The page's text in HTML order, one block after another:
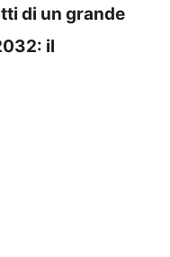
di un grande
il